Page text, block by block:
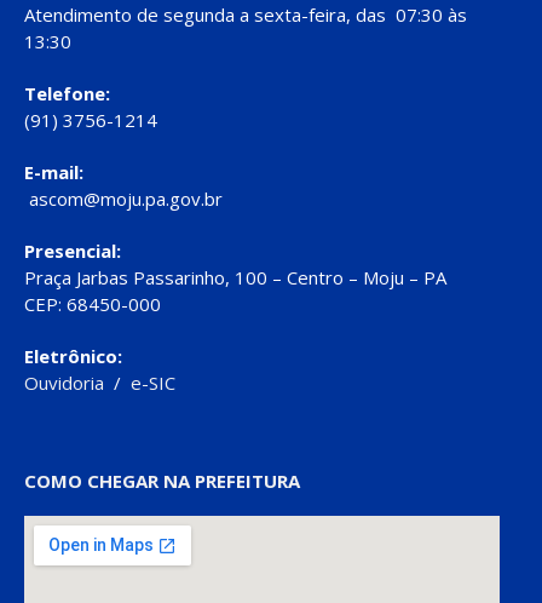
Atendimento de segunda a sexta-feira, das 07:30 às
13:30
Telefone:
(91) 3756-1214
E-mail:
ascom@moju.pa.gov.br
Presencial:
Praça Jarbas Passarinho, 100 – Centro – Moju – PA
CEP: 68450-000
Eletrônico:
Ouvidoria / e-SIC
COMO CHEGAR NA PREFEITURA